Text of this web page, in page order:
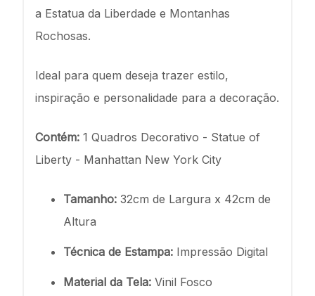
a Estatua da Liberdade e Montanhas
Rochosas.
Ideal para quem deseja trazer estilo,
inspiração e personalidade para a decoração.
Contém: 1 Quadros Decorativo - Statue of
Liberty - Manhattan New York City
Tamanho: 32cm de Largura x 42cm de
Altura
Técnica de Estampa: Impressão Digital
Material da Tela: Vinil Fosco